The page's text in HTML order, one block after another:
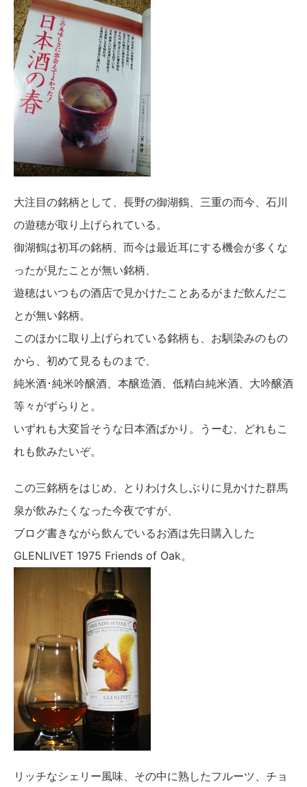
大注目の銘柄として、長野の御湖鶴、三重の而今、石川
の遊穂が取り上げられている。
御湖鶴は初耳の銘柄、而今は最近耳にする機会が多くな
ったが見たことが無い銘柄、
遊穂はいつもの酒店で見かけたことあるがまだ飲んだこ
とが無い銘柄。
このほかに取り上げられている銘柄も、お馴染みのもの
から、初めて見るものまで、
純米酒･純米吟醸酒、本醸造酒、低精白純米酒、大吟醸酒
等々がずらりと。
いずれも大変旨そうな日本酒ばかり。うーむ、どれもこ
れも飲みたいぞ。
この三銘柄をはじめ、とりわけ久しぶりに見かけた群馬
泉が飲みたくなった今夜ですが、
ブログ書きながら飲んでいるお酒は先日購入した
GLENLIVET 1975 Friends of Oak。
リッチなシェリー風味、その中に熟したフルーツ、チョ